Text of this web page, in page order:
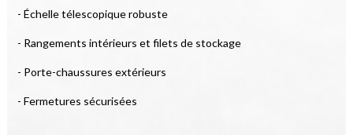
- Échelle télescopique robuste
- Rangements intérieurs et filets de stockage
- Porte-chaussures extérieurs
- Fermetures sécurisées